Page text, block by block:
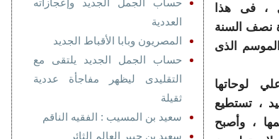
حساب الجمل الجديد وإعجازاته
العددية
المصريون وبابا الأقباط الجديد
حساب الجمل الجديد يلتقى مع
التقليدى ليظهر مفاجأة عددية
ثقيلة
سعيد بن المسيب : الفقيه الناقم
سعيد بن جبير العالم الثائر
، فى هذا
نصف السنة
الذى
لوحاتها
، تستطيع
، وأصبح